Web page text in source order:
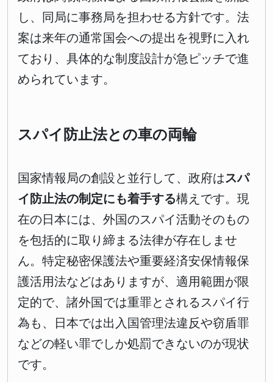
し、同局に事務局を担わせる方針です。法
案は来年の通常国会への提出を視野に入れ
ており、具体的な制度設計が急ピッチで進
められています。
スパイ防止法との車の両輪
国家情報局の創設と並行して、政府はスパ
イ防止法の制定にも着手する構えです。現
在の日本には、外国のスパイ活動そのもの
を包括的に取り締まる法律が存在しませ
ん。特定秘密保護法や重要経済安保情報保
護活用法などはありますが、適用範囲が限
定的で、諸外国では重罪とされるスパイ行
為も、日本では出入国管理法違反や窃盾罪
などの軽い罪でしか処罰できないのが現状
です。